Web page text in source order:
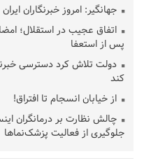
جهانگیر: امروز خبرنگاران
پس از استعفا
دولت تلاش کرد دسترسی
کند
از خیابان انسجام تا افتراق!
چالش نظارت بر درمانگران
جلوگیری از فعالیت پزشک‌نماها